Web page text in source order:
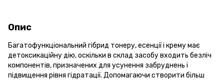
Опис
Багатофункціональний гібрид тонеру, есенції і крему має
детоксикаційну дію, оскільки в склад засобу входить безліч
компонентів, призначених для усунення забруднень і
підвищення рівня гідратації. Допомагаючи створити більш